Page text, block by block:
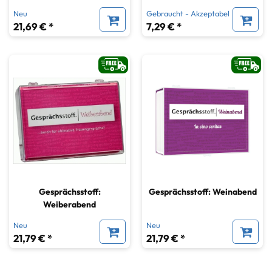
Neu
21,69 € *
Gebraucht - Akzeptabel
7,29 € *
Gesprächsstoff:
Weiberabend
Neu
21,79 € *
Gesprächsstoff: Weinabend
Neu
21,79 € *